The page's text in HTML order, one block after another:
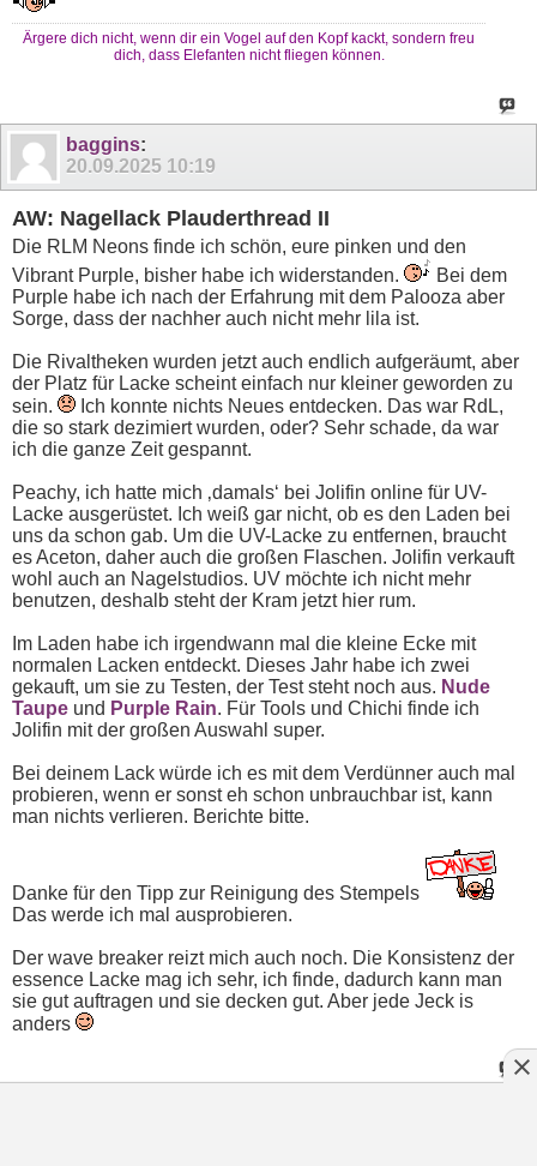
Ärgere dich nicht, wenn dir ein Vogel auf den Kopf kackt, sondern freu
dich, dass Elefanten nicht fliegen können.
baggins:
20.09.2025 10:19
AW: Nagellack Plauderthread II
Die RLM Neons finde ich schön, eure pinken und den
Vibrant Purple, bisher habe ich widerstanden.
Bei dem
Purple habe ich nach der Erfahrung mit dem Palooza aber
Sorge, dass der nachher auch nicht mehr lila ist.
Die Rivaltheken wurden jetzt auch endlich aufgeräumt, aber
der Platz für Lacke scheint einfach nur kleiner geworden zu
sein.
Ich konnte nichts Neues entdecken. Das war RdL,
die so stark dezimiert wurden, oder? Sehr schade, da war
ich die ganze Zeit gespannt.
Peachy, ich hatte mich ‚damals‘ bei Jolifin online für UV-
Lacke ausgerüstet. Ich weiß gar nicht, ob es den Laden bei
uns da schon gab. Um die UV-Lacke zu entfernen, braucht
es Aceton, daher auch die großen Flaschen. Jolifin verkauft
wohl auch an Nagelstudios. UV möchte ich nicht mehr
benutzen, deshalb steht der Kram jetzt hier rum.
Im Laden habe ich irgendwann mal die kleine Ecke mit
normalen Lacken entdeckt. Dieses Jahr habe ich zwei
gekauft, um sie zu Testen, der Test steht noch aus. Nude
Taupe und Purple Rain. Für Tools und Chichi finde ich
Jolifin mit der großen Auswahl super.
Bei deinem Lack würde ich es mit dem Verdünner auch mal
probieren, wenn er sonst eh schon unbrauchbar ist, kann
man nichts verlieren. Berichte bitte.
Danke für den Tipp zur Reinigung des Stempels
Das werde ich mal ausprobieren.
Der wave breaker reizt mich auch noch. Die Konsistenz der
essence Lacke mag ich sehr, ich finde, dadurch kann man
sie gut auftragen und sie decken gut. Aber jede Jeck is
anders